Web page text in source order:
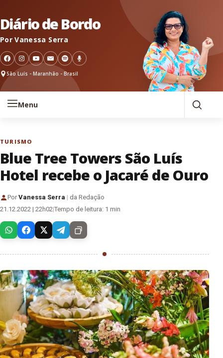
Diário de Bordo
Por Vanessa Serra
São Luís - Maranhão - Brasil
Menu
TURISMO
Blue Tree Towers São Luís
Hotel recebe o Jacaré de Ouro
PorVanessa Serra | da Redação
21.12.2022 | 22h02|Tempo de leitura: 1 min